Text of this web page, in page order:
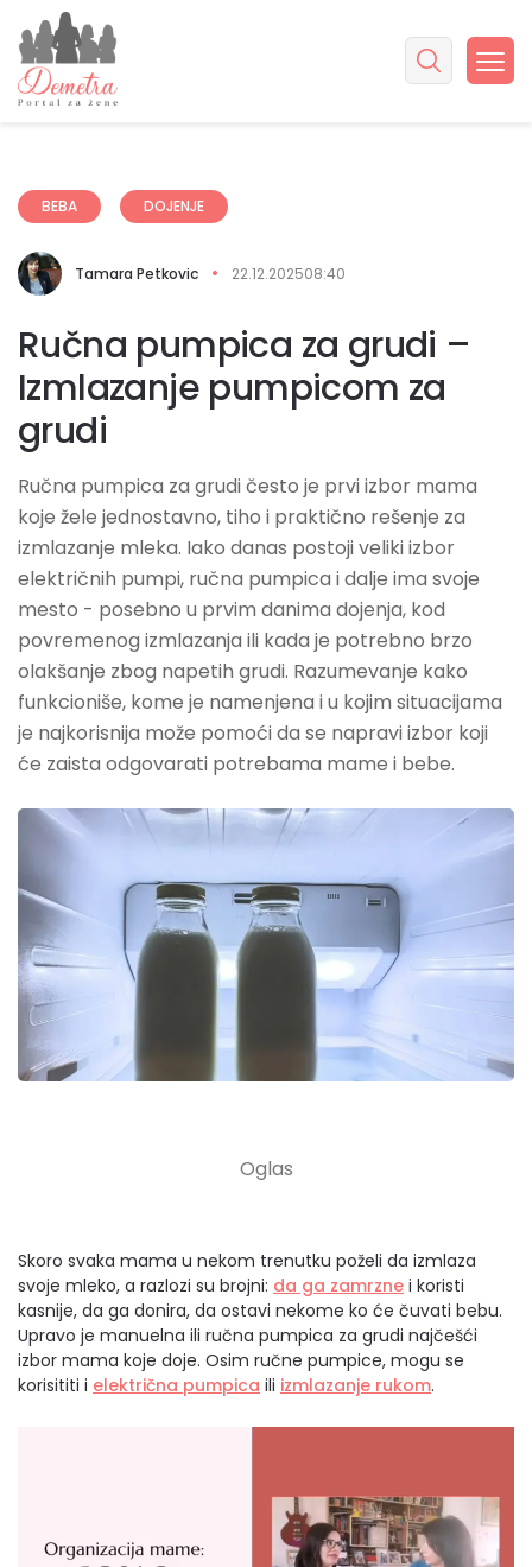
BEBA DOJENJE
Tamara Petkovic 22.12.202508:40
Ručna pumpica za grudi –
Izmlazanje pumpicom za
grudi
Ručna pumpica za grudi često je prvi izbor mama
koje žele jednostavno, tiho i praktično rešenje za
izmlazanje mleka. Iako danas postoji veliki izbor
električnih pumpi, ručna pumpica i dalje ima svoje
mesto - posebno u prvim danima dojenja, kod
povremenog izmlazanja ili kada je potrebno brzo
olakšanje zbog napetih grudi. Razumevanje kako
funkcioniše, kome je namenjena i u kojim situacijama
je najkorisnija može pomoći da se napravi izbor koji
će zaista odgovarati potrebama mame i bebe.
Skoro svaka mama u nekom trenutku poželi da izmlaza
svoje mleko, a razlozi su brojni: da ga zamrzne i koristi
kasnije, da ga donira, da ostavi nekome ko će čuvati bebu.
Upravo je manuelna ili ručna pumpica za grudi najčešći
izbor mama koje doje. Osim ručne pumpice, mogu se
korisititi i električna pumpica ili izmlazanje rukom.